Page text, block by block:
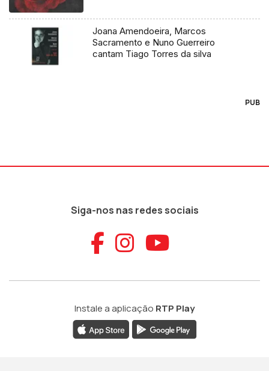
Joana Amendoeira, Marcos
Sacramento e Nuno Guerreiro
cantam Tiago Torres da silva
PUB
Siga-nos nas redes sociais
Aceder ao
Aceder ao
Aceder
Instale a aplicação RTP Play